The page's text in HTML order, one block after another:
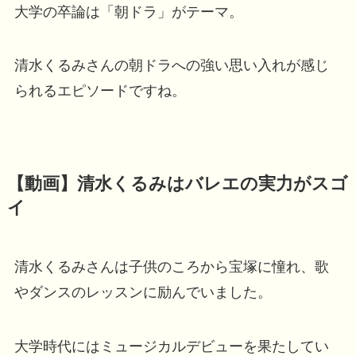
大学の卒論は「朝ドラ」がテーマ。
清水くるみさんの朝ドラへの強い思い入れが感じ
られるエピソードですね。
【動画】清水くるみはバレエの実力がスゴ
イ
清水くるみさんは子供のころから宝塚に憧れ、歌
やダンスのレッスンに励んでいました。
大学時代にはミュージカルデビューを果たしてい